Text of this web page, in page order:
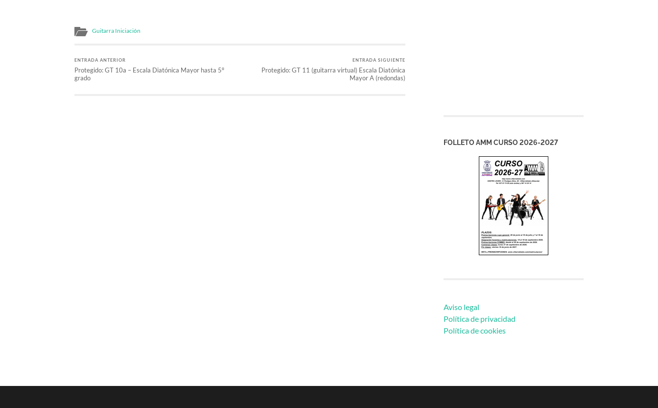
Guitarra Iniciación
ENTRADA ANTERIOR
Protegido: GT 10a – Escala Diatónica Mayor hasta 5º
grado
ENTRADA SIGUIENTE
Protegido: GT 11 (guitarra virtual) Escala Diatónica
Mayor A (redondas)
FOLLETO AMM CURSO 2026-2027
Aviso legal
Política de privacidad
Política de cookies